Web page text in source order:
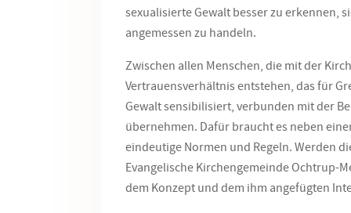
sexualisierte Gewalt besser zu erkennen,
angemessen zu handeln.
Zwischen allen Menschen, die mit der
Vertrauensverhältnis entstehen, das für
Gewalt sensibilisiert, verbunden mit der
übernehmen. Dafür braucht es neben
eindeutige Normen und Regeln. Werden
Evangelische KirchengemeindeOchtrup-
dem Konzept und dem ihm angefügten